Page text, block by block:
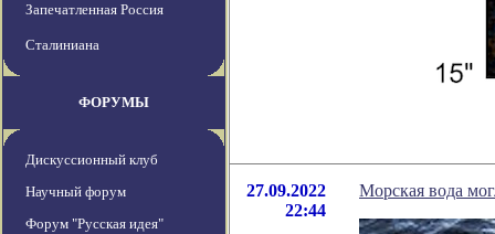
Запечатленная Россия
Сталиниана
ФОРУМЫ
Дискуссионный клуб
Научный форум
Форум "Русская идея"
27.09.2022
22:44
Морская вода